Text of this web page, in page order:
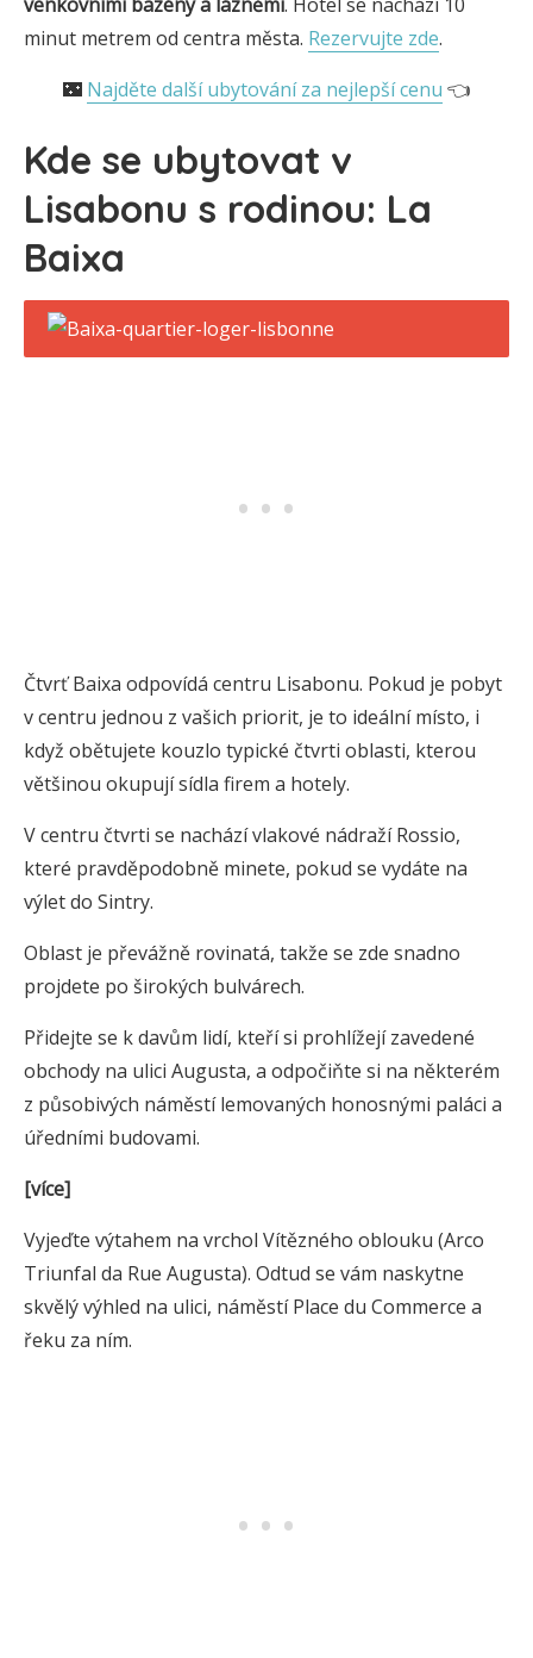
minut metrem od centra města. Rezervujte zde.
🌃 Najděte další ubytování za nejlepší cenu 👈
Kde se ubytovat v
Lisabonu s rodinou: La
Baixa
Čtvrť Baixa odpovídá centru Lisabonu. Pokud je pobyt
v centru jednou z vašich priorit, je to ideální místo, i
když obětujete kouzlo typické čtvrti oblasti, kterou
většinou okupují sídla firem a hotely.
V centru čtvrti se nachází vlakové nádraží Rossio,
které pravděpodobně minete, pokud se vydáte na
výlet do Sintry.
Oblast je převážně rovinatá, takže se zde snadno
projdete po širokých bulvárech.
Přidejte se k davům lidí, kteří si prohlížejí zavedené
obchody na ulici Augusta, a odpočiňte si na některém
z působivých náměstí lemovaných honosnými paláci a
úředními budovami.
[více]
Vyjeďte výtahem na vrchol Vítězného oblouku (Arco
Triunfal da Rue Augusta). Odtud se vám naskytne
skvělý výhled na ulici, náměstí Place du Commerce a
řeku za ním.